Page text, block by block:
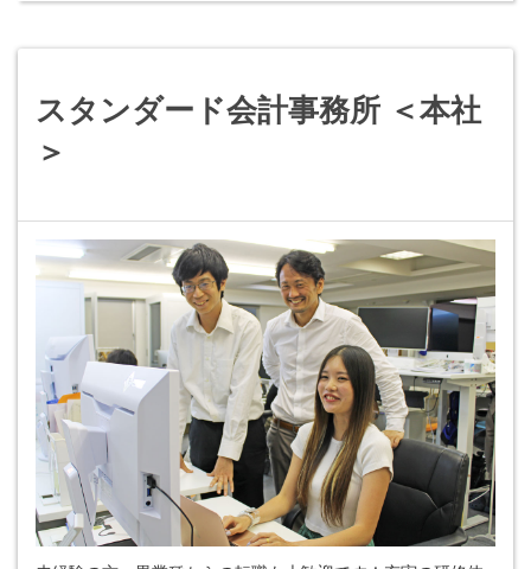
スタンダード会計事務所 ＜本社
＞